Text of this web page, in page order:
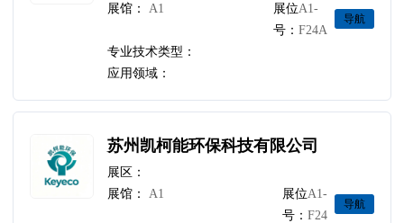
展馆：
A1
展位
号：
A1-
F24A
导航
专业技术类型：
应用领域：
苏州凯柯能环保科技有限公司
展区：
展馆：
A1
展位
号：
A1-
F24
导航